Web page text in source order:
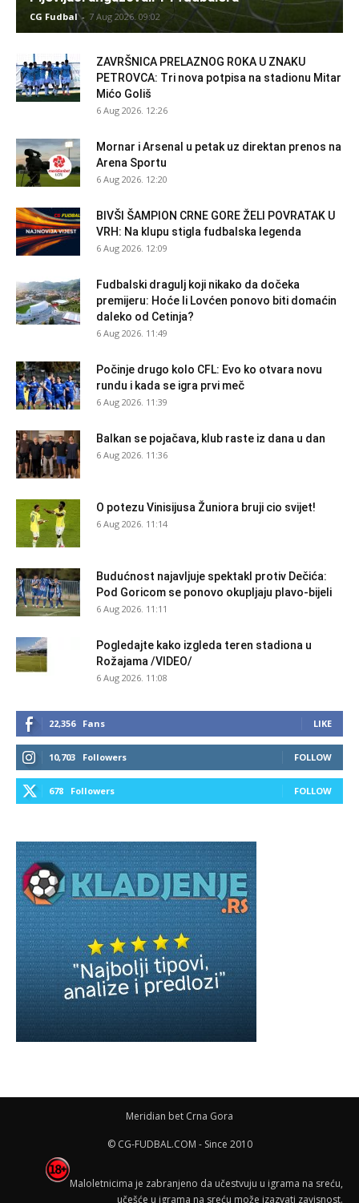
CG Fudbal - 7 Aug 2026. 09:02
ZAVRŠNICA PRELAZNOG ROKA U ZNAKU
PETROVCA: Tri nova potpisa na stadionu Mitar
Mićo Goliš
6 Aug 2026. 12:26
Mornar i Arsenal u petak uz direktan prenos na
Arena Sportu
6 Aug 2026. 12:20
BIVŠI ŠAMPION CRNE GORE ŽELI POVRATAK U
VRH: Na klupu stigla fudbalska legenda
6 Aug 2026. 12:09
Fudbalski dragulj koji nikako da dočeka
premijeru: Hoće li Lovćen ponovo biti domaćin
daleko od Cetinja?
6 Aug 2026. 11:49
Počinje drugo kolo CFL: Evo ko otvara novu
rundu i kada se igra prvi meč
6 Aug 2026. 11:39
Balkan se pojačava, klub raste iz dana u dan
6 Aug 2026. 11:36
O potezu Vinisijusa Žuniora bruji cio svijet!
6 Aug 2026. 11:14
Budućnost najavljuje spektakl protiv Dečića:
Pod Goricom se ponovo okupljaju plavo-bijeli
6 Aug 2026. 11:11
Pogledajte kako izgleda teren stadiona u
Rožajama /VIDEO/
6 Aug 2026. 11:08
22,356 Fans LIKE
10,703 Followers FOLLOW
678 Followers FOLLOW
Meridian bet Crna Gora
© CG-FUDBAL.COM - Since 2010
Maloletnicima je zabranjeno da učestvuju u igrama na sreću,
učešće u igrama na sreću može izazvati zavisnost.